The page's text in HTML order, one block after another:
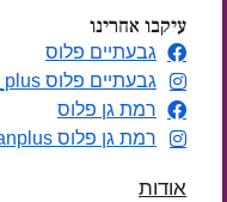
עיקבו אחרינו
גבעתיים פלוס
גבעתיים פלוס givatayim_plus
רמת גן פלוס
רמת גן פלוס ramatganplus
אודות